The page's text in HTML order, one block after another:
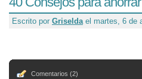
Escrito por Griseldael martes, 6 de
Comentarios (2)